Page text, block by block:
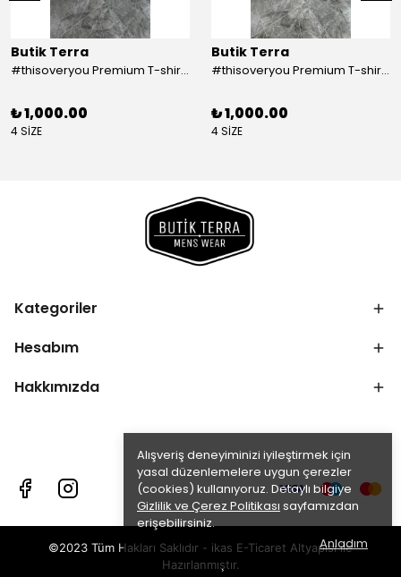
Alışveriş deneyiminizi iyileştirmek için
yasal düzenlemelere uygun çerezler
(cookies) kullanıyoruz. Detaylı bilgiye
Gizlilik ve Çerez Politikası sayfamızdan
erişebilirsiniz.
Anladım
Butik Terra
#thisoveryou Premium T-shirt Beyaz
₺ 1,000.00
4 SİZE
Butik Terra
#thisoveryou Premium T-shirt Kahve
₺ 1,000.00
4 SİZE
Kategoriler
Hesabım
Hakkımızda
©2023 Tüm Hakları Saklıdır - ikas E-Ticaret Altyapısı ile
Hazırlanmıştır.